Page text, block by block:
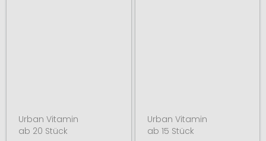
Urban Vitamin
ab 20 Stück
Urban Vitamin
ab 15 Stück